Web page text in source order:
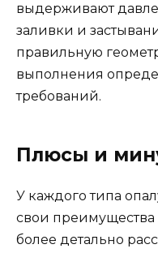
выдерживают
заливки и
правильную
выполнения
требований.
Плюсы и
У каждого типа
свои преимущества
более детально